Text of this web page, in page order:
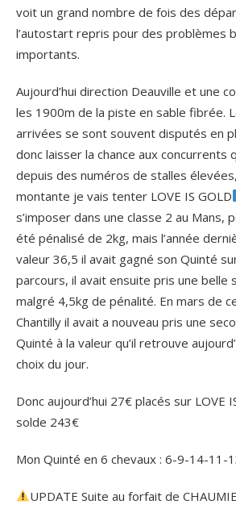
voit un grand nombre de fois des
l’autostart repris pour des problèmes
importants.
Aujourd’hui direction Deauville et une
les 1900m de la piste en sable fibrée.
arrivées se sont souvent disputés en
donc laisser la chance aux concurrents
depuis des numéros de stalles
montante je vais tenter LOVE IS GOLD
s’imposer dans une classe 2 au Mans,
été pénalisé de 2kg, mais l’année
valeur 36,5 il avait gagné son Quinté
parcours, il avait ensuite pris une belle
malgré 4,5kg de pénalité. En mars de
Chantilly il avait a nouveau pris une
Quinté à la valeur qu’il retrouve
choix du jour.
Donc aujourd’hui 27€ placés sur LOVE
solde 243€
Mon Quinté en 6 chevaux : 6-9-14-11-
UPDATE Suite au forfait de